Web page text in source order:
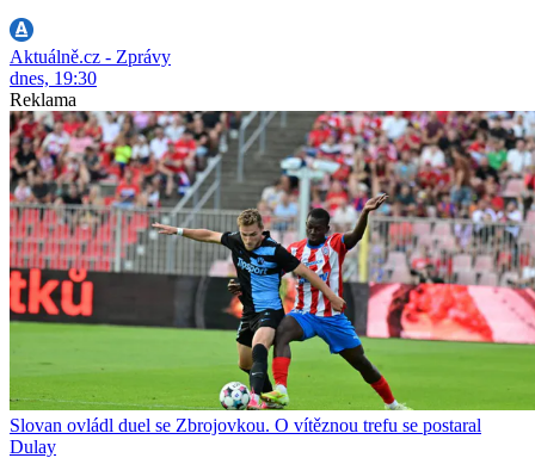
Aktuálně.cz - Zprávy
dnes, 19:30
Reklama
Slovan ovládl duel se Zbrojovkou. O vítěznou trefu se postaral
Dulay